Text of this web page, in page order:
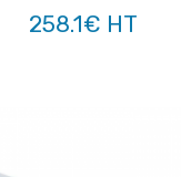
258.1€ HT